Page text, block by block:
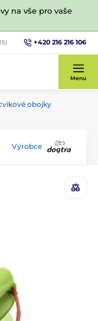
na vše pro vaše
+420 216 216 106
Menu
obojky
Výrobce